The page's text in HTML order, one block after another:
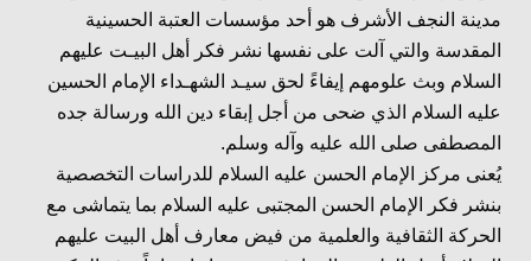
مدينة النجف الأشرف هو أحد مؤسسات العتبة الحسينية
المقدسة والتي آلت على نفسها نشر فكر أهل البيـت عليهم
السلام وبث علومهم إيفاءً لحق سيـد الشهـداء الإمام الحسين
عليه السلام الذي ضحى من أجل إبقاء دين الله ورسالة جده
المصطفى صلى الله عليه وآله وسلم.
يُعنى مركز الإمام الحسن عليه السلام للدراسات التخصصية
بنشر فكر الإمام الحسن المجتبى عليه السلام بما يتماشى مع
الحركة الثقافية والعلمية من فيض معارف أهل البيت عليهم